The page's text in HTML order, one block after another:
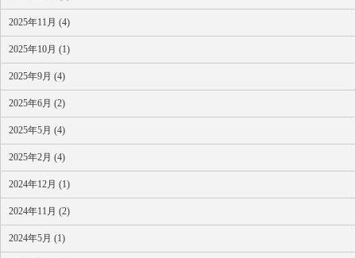
2025年11月 (4)
2025年10月 (1)
2025年9月 (4)
2025年6月 (2)
2025年5月 (4)
2025年2月 (4)
2024年12月 (1)
2024年11月 (2)
2024年5月 (1)